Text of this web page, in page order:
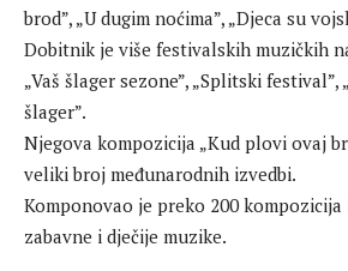
brod”, „U dugim noćima”, „Djeca su
Dobitnik je više festivalskih muzičkih
„Vaš šlager sezone”, „Splitski festival”,
šlager”.
Njegova kompozicija „Kud plovi ovaj
veliki broj međunarodnih izvedbi.
Komponovao je preko 200 kompozicija
zabavne i dječije muzike.